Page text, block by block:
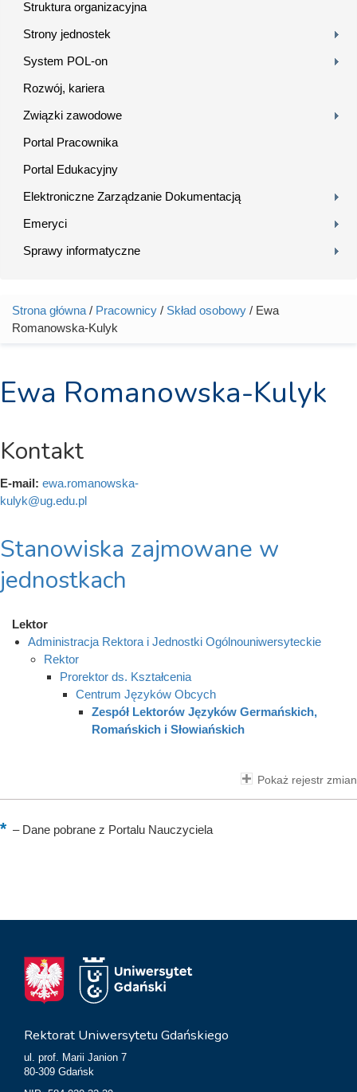
Struktura organizacyjna
Strony jednostek
System POL-on
Rozwój, kariera
Związki zawodowe
Portal Pracownika
Portal Edukacyjny
Elektroniczne Zarządzanie Dokumentacją
Emeryci
Sprawy informatyczne
Jesteś tutaj
Strona główna / Pracownicy / Skład osobowy / Ewa
Romanowska-Kulyk
Ewa Romanowska-Kulyk
Kontakt
E-mail: ewa.romanowska-
kulyk@ug.edu.pl
Stanowiska zajmowane w
jednostkach
Lektor
Administracja Rektora i Jednostki Ogólnouniwersyteckie
Rektor
Prorektor ds. Kształcenia
Centrum Języków Obcych
Zespół Lektorów Języków Germańskich,
Romańskich i Słowiańskich
Pokaż rejestr zmian
–Dane pobrane z Portalu Nauczyciela
Rektorat Uniwersytetu Gdańskiego
ul. prof. Marii Janion 7
80-309 Gdańsk